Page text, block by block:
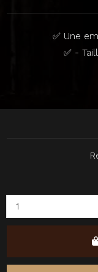
✅ Une
✅ -